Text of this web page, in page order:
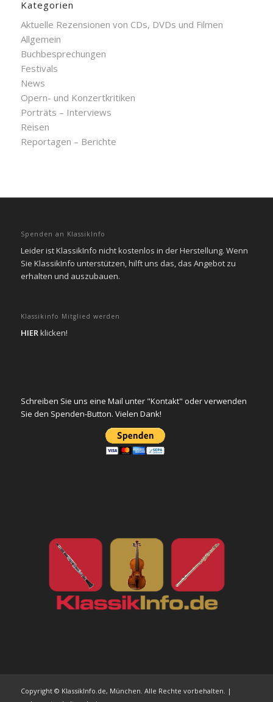
Kategorien
Aktuelle Rezensionen von CDs, DVDs und Filmen
Allgemein
Buchbesprechungen
Festivals
News
Opern- und Konzertkritiken
Porträts – Interviews
Reisen
Reportagen – Berichte
Spenden an KlassikInfo
Leider ist KlassikInfo nicht kostenlos in der Herstellung. Wenn
Sie KlassikInfo unterstützen, hilft uns das, das Angebot zu
erhalten und auszubauen.
Klassikinfo Mitglied werden
HIERklicken!
Schreiben Sie uns eine Mail unter "Kontakt" oder verwenden
Sie den Spenden-Button. Vielen Dank!
Copyright © KlassikInfo.de, München. Alle Rechte vorbehalten. |